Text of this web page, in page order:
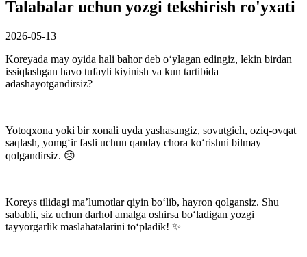
Talabalar uchun yozgi tekshirish ro'yxati
2026-05-13
Koreyada may oyida hali bahor deb o‘ylagan edingiz, lekin birdan
issiqlashgan havo tufayli kiyinish va kun tartibida
adashayotgandirsiz?
Yotoqxona yoki bir xonali uyda yashasangiz, sovutgich, oziq-ovqat
saqlash, yomg‘ir fasli uchun qanday chora ko‘rishni bilmay
qolgandirsiz. 😢
Koreys tilidagi ma’lumotlar qiyin bo‘lib, hayron qolgansiz. Shu
sababli, siz uchun darhol amalga oshirsa bo‘ladigan yozgi
tayyorgarlik maslahatalarini to‘pladik! ✨